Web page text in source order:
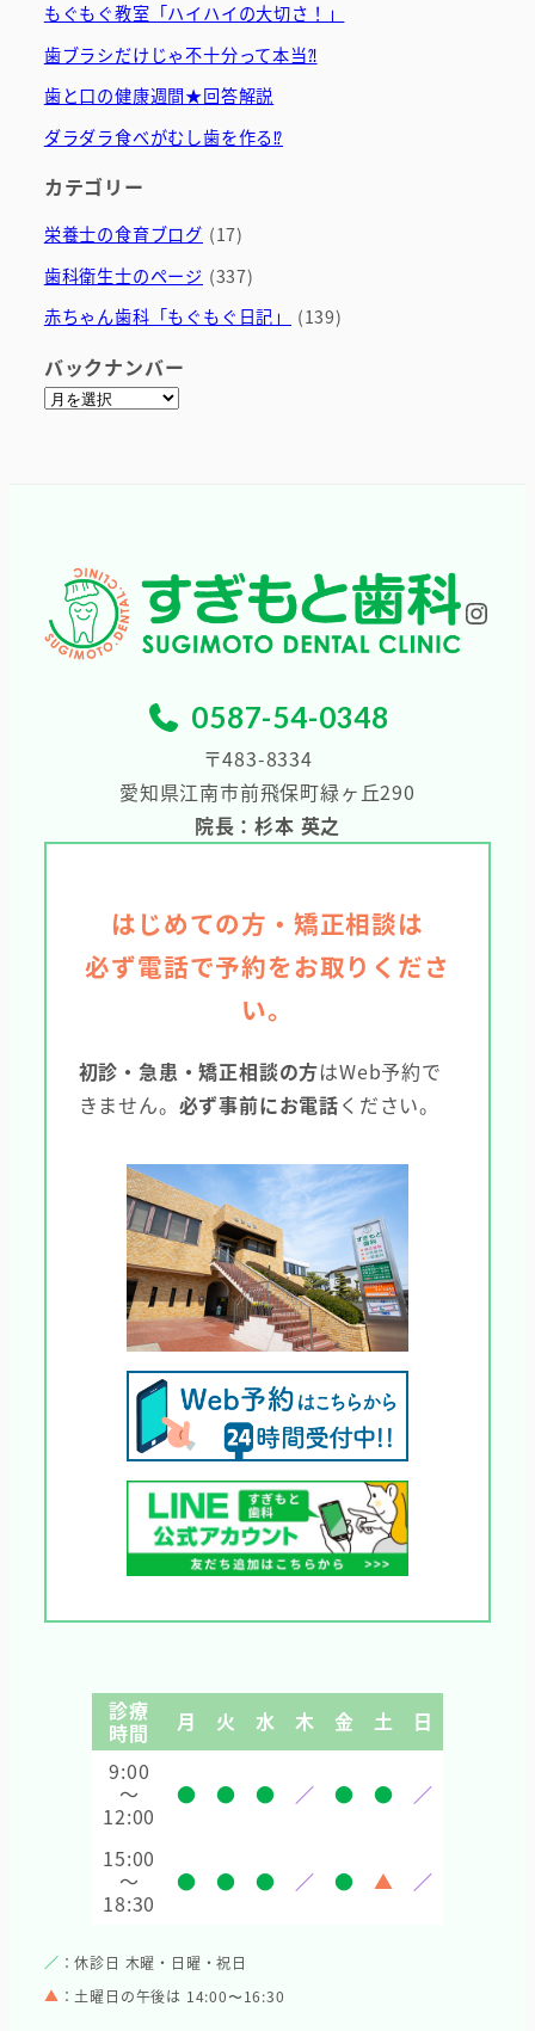
もぐもぐ教室「ハイハイの大切さ！」
歯ブラシだけじゃ不十分って本当⁈
歯と口の健康週間★回答解説
ダラダラ食べがむし歯を作る⁉
カテゴリー
栄養士の食育ブログ (17)
歯科衛生士のページ (337)
赤ちゃん歯科「もぐもぐ日記」
(139)
バックナンバー
ア
0587-54-0348
〒483-8334
愛知県江南市前飛保町緑ヶ丘290
院長：杉本 英之
はじめての方・矯正相談は
必ず電話で予約をお取りくださ
い。
初診・急患・矯正相談の方はWeb予約で
きません。 必ず事前にお電話ください。
診療
時間 月 火 水 木 金 土
日
9:00
～
12:00
● ● ● ／ ● ● ／
15:00
～
18:30
● ● ● ／ ● ▲ ／
／ ：休診日 木曜・日曜・祝日
▲ ：土曜日の午後は 14:00〜16:30